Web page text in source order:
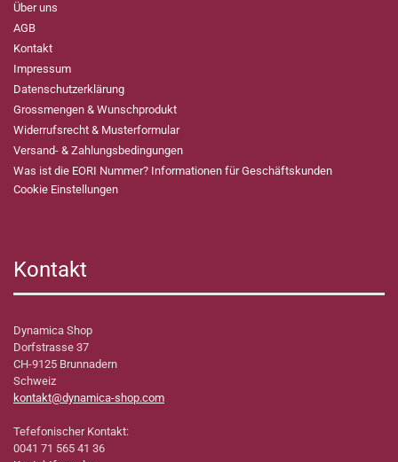
Über uns
AGB
Kontakt
Impressum
Datenschutzerklärung
Grossmengen & Wunschprodukt
Widerrufsrecht & Musterformular
Versand- & Zahlungsbedingungen
Was ist die EORI Nummer? Informationen für Geschäftskunden
Cookie Einstellungen
Kontakt
Dynamica Shop
Dorfstrasse 37
CH-9125 Brunnadern
Schweiz
kontakt@dynamica-shop.com
Tefefonischer Kontakt:
0041 71 565 41 36